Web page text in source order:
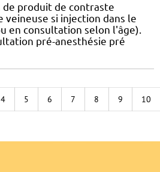
de produit de contraste
veineuse si injection dans le
en consultation selon l'âge).
pré-anesthésie pré
4 5 6 7 8 9 10